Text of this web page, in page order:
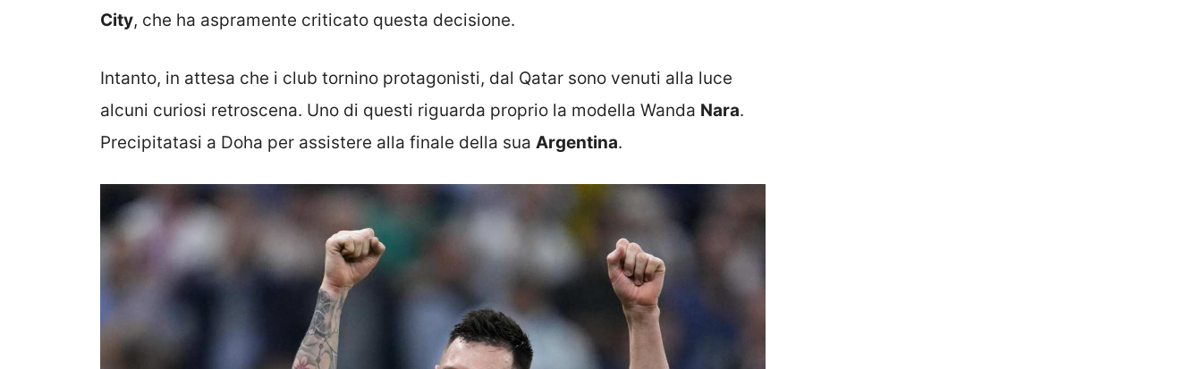
City, che ha aspramente criticato questa decisione.
Intanto, in attesa che i club tornino protagonisti, dal Qatar sono venuti alla luce
alcuni curiosi retroscena. Uno di questi riguarda proprio la modella Wanda Nara.
Precipitatasi a Doha per assistere alla finale della sua Argentina.